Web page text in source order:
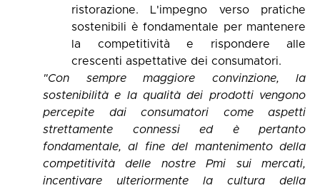
ristorazione. L'impegno verso pratiche
sostenibili è fondamentale per mantenere
la competitività e rispondere alle
crescenti aspettative dei consumatori.
"Con sempre maggiore convinzione, la
sostenibilità e la qualità dei prodotti vengono
percepite dai consumatori come aspetti
strettamente connessi ed è pertanto
fondamentale, al fine del mantenimento della
competitività delle nostre Pmi sui mercati,
incentivare ulteriormente la cultura della